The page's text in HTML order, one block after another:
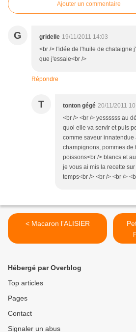
Ajouter un commentaire
G gridelle 19/11/2011 14:03
<br /> l'idée de l'huile de chataigne
que j'essaie<br />
Répondre
T tonton gégé 20/11/2011
<br /> <br /> yessssss au
quoi elle va servir et puis
comme saveur innatendue
champignons, pommes de
poissons<br /> blancs et
je vous ai mis la recette
temps<br /> <br /> <br />
< Macaron l'ALISIER
Hébergé par Overblog
Top articles
Pages
Contact
Signaler un abus